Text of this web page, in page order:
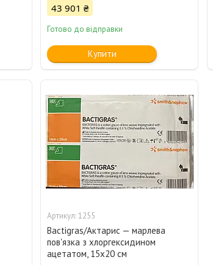
43 901 ₴
Готово до відправки
Купити
1255
Bactigras/Актарис — марлева
пов'язка з хлоргексидином
ацетатом, 15x20 см